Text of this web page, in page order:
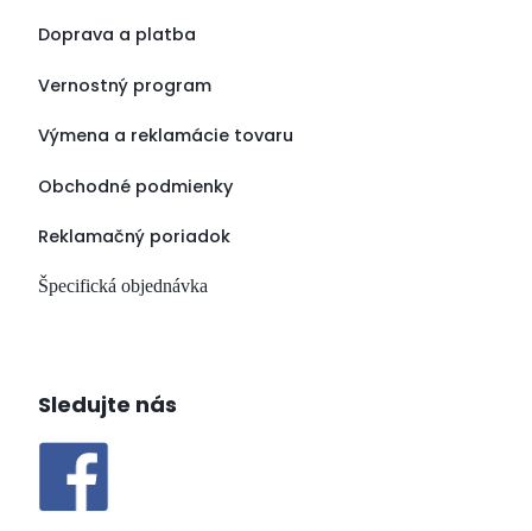
Doprava a platba
Vernostný program
Výmena a reklamácie tovaru
Obchodné podmienky
Reklamačný poriadok
Špecifická objednávka
Sledujte nás